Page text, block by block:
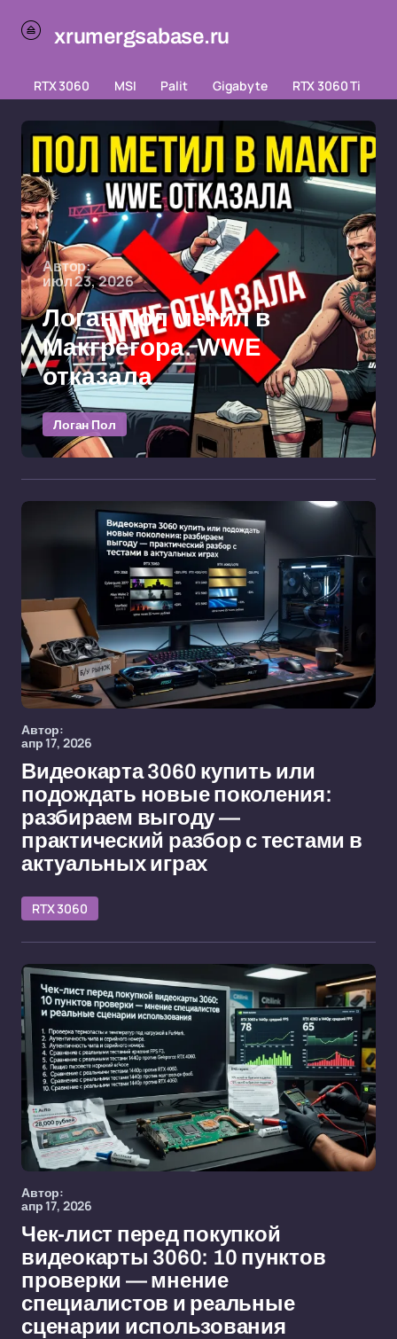
xrumergsabase.ru
RTX 3060 MSI Palit Gigabyte RTX 3060 Ti
Автор:
июл 23, 2026
Логан Пол метил в
Макгрегора. WWE
отказала
Логан Пол
Автор:
апр 17, 2026
Видеокарта 3060 купить или
подождать новые поколения:
разбираем выгоду —
практический разбор с тестами в
актуальных играх
RTX 3060
Автор:
апр 17, 2026
Чек-лист перед покупкой
видеокарты 3060: 10 пунктов
проверки — мнение
специалистов и реальные
сценарии использования